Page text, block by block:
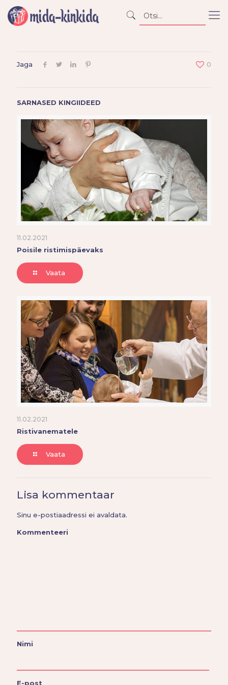
Jaga 0
SARNASED KINGIIDEED
11.02.2021
Poisile ristimispäevaks
Vaata
11.02.2021
Ristivanematele
Vaata
Lisa kommentaar
Sinu e-postiaadressi ei avaldata.
Kommenteeri
Nimi
E-post